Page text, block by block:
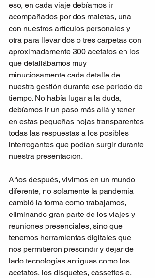
eso, en cada viaje debíamos ir
acompañados por dos maletas, una
con nuestros artículos personales y
otra para llevar dos o tres carpetas con
aproximadamente 300 acetatos en los
que detallábamos muy
minuciosamente cada detalle de
nuestra gestión durante ese periodo de
tiempo. No había lugar a la duda,
debíamos ir un paso más allá y tener
en estas pequeñas hojas transparentes
todas las respuestas a los posibles
interrogantes que podían surgir durante
nuestra presentación.
Años después, vivimos en un mundo
diferente, no solamente la pandemia
cambió la forma como trabajamos,
eliminando gran parte de los viajes y
reuniones presenciales, sino que
tenemos herramientas digitales que
nos permitieron prescindir y dejar de
lado tecnologías antiguas como los
acetatos, los disquetes, cassettes e,